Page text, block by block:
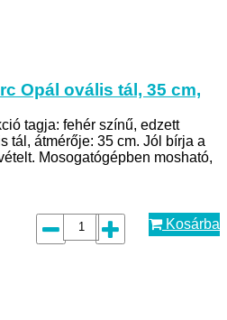
Opál ovális tál, 35 cm,
tagja: fehér színű, edzett
tál, átmérője: 35 cm. Jól bírja a
Mosogatógépben mosható,
Kosárba